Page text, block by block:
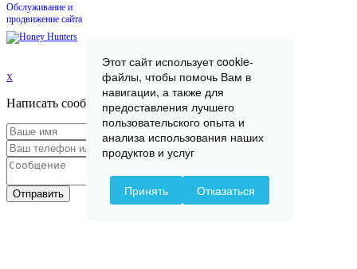
Обслуживание и
продвижение сайта
x
Написать сообщение
Отправить
Этот сайт использует cookie-
файлы, чтобы помочь Вам в
навигации, а также для
предоставления лучшего
пользовательского опыта и
анализа использования наших
продуктов и услуг
Принять Отказаться